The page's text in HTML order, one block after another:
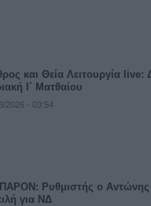
και Θεία Λειτουργία live:
Ι΄ Ματθαίου
2026 - 03:54
Ρυθμιστής ο
για ΝΔ